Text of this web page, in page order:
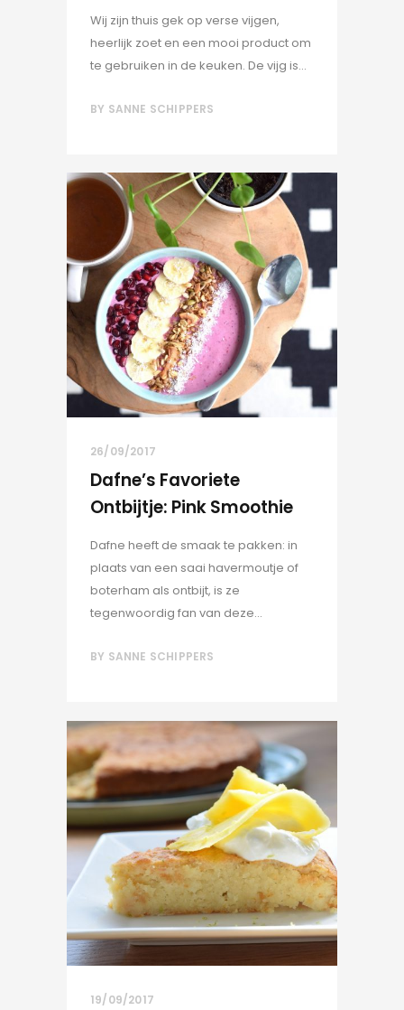
Wij zijn thuis gek op verse vijgen,
heerlijk zoet en een mooi product om
te gebruiken in de keuken. De vijg is...
BY SANNE SCHIPPERS
26/09/2017
Dafne’s Favoriete
Ontbijtje: Pink Smoothie
Dafne heeft de smaak te pakken: in
plaats van een saai havermoutje of
boterham als ontbijt, is ze
tegenwoordig fan van deze...
BY SANNE SCHIPPERS
19/09/2017